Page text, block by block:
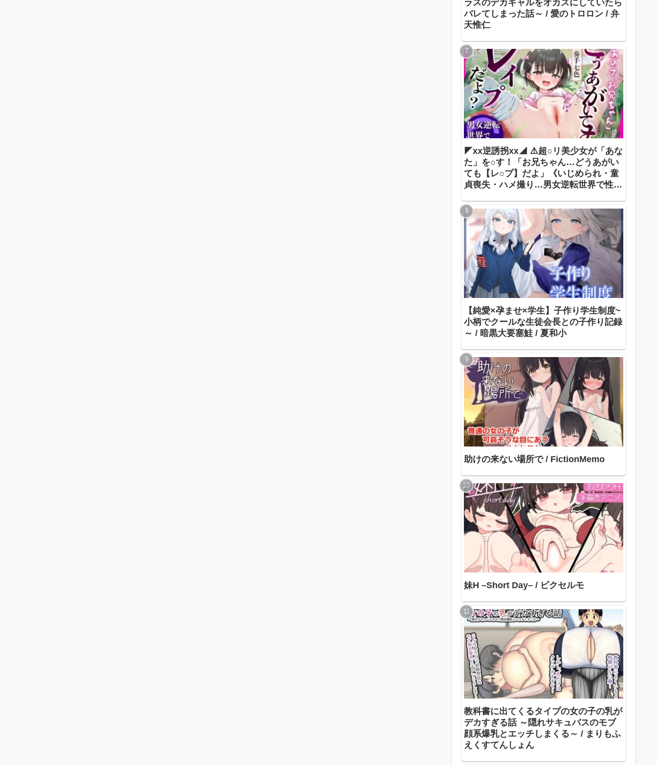
ラスのデカギャルをオカズにしていたら
バレてしまった話～ / 愛のトロロン / 弁
天惟仁
◤xx逆誘拐xx◢ ⚠️超○リ美少女が「あな
た」を○す！「お兄ちゃん…どうあがい
ても【レ○プ】だよ」《いじめられ・童
貞喪失・ハメ撮り…男女逆転世界で性犯
色
【純愛×孕ませ×学生】子作り学生制度~
小柄でクールな生徒会長との子作り記録
～ / 暗黒大要塞鮭 / 夏和小
助けの来ない場所で / FictionMemo
妹H –Short Day– / ピクセルモ
教科書に出てくるタイプの女の子の乳が
デカすぎる話 ～隠れサキュバスのモブ
顔系爆乳とエッチしまくる～ / まりもふ
えくすてんしょん